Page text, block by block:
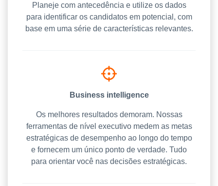
Planeje com antecedência e utilize os dados
para identificar os candidatos em potencial, com
base em uma série de características relevantes.
Business intelligence
Os melhores resultados demoram. Nossas
ferramentas de nível executivo medem as metas
estratégicas de desempenho ao longo do tempo
e fornecem um único ponto de verdade. Tudo
para orientar você nas decisões estratégicas.